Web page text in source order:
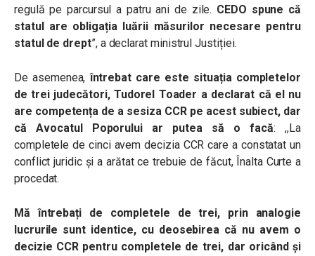
regulă pe parcursul a patru ani de zile. CEDO spune că
statul are obligația luării măsurilor necesare pentru
statul de drept”, a declarat ministrul Justiției.
De asemenea,întrebat care este situația completelor
de trei judecători, Tudorel Toader a declarat că el nu
are competența de a sesiza CCR pe acest subiect, dar
că Avocatul Poporului ar putea să o facă: ,,La
completele de cinci avem decizia CCR care a constatat un
conflict juridic și a arătat ce trebuie de făcut, Înalta Curte a
procedat.
Mă întrebați de completele de trei, prin analogie
lucrurile sunt identice, cu deosebirea că nu avem o
decizie CCR pentru completele de trei, dar oricând și